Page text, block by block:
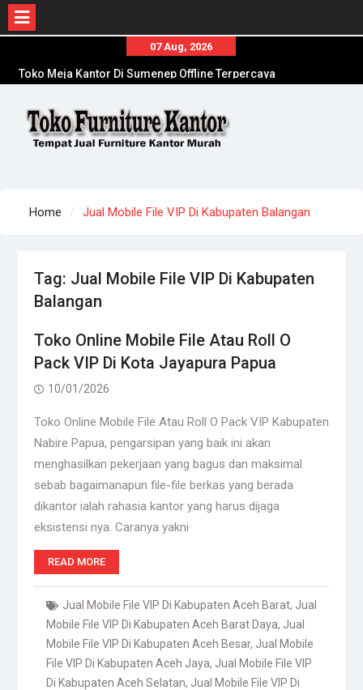
content
07 Aug, 2026
Toko Meja Kantor Di Sumenep Offline Terpercaya
Distributor Kursi Kantor Murah Di Jombang
Home Jual Mobile File VIP Di Kabupaten Balangan
Tag: Jual Mobile File VIP Di Kabupaten
Balangan
Toko Online Mobile File Atau Roll O
Pack VIP Di Kota Jayapura Papua
10/01/2026
Toko Online Mobile File Atau Roll O Pack VIP Kabupaten
Nabire Papua, pengarsipan yang baik ini akan
menghasilkan pekerjaan yang bagus dan maksimal
sebab bagaimanapun file-file berkas yang berada
dikantor ialah rahasia kantor yang harus dijaga
eksistensi nya. Caranya yakni
READ MORE
Jual Mobile File VIP Di Kabupaten Aceh Barat, Jual
Mobile File VIP Di Kabupaten Aceh Barat Daya, Jual
Mobile File VIP Di Kabupaten Aceh Besar, Jual Mobile
File VIP Di Kabupaten Aceh Jaya, Jual Mobile File VIP
Di Kabupaten Aceh Selatan, Jual Mobile File VIP Di